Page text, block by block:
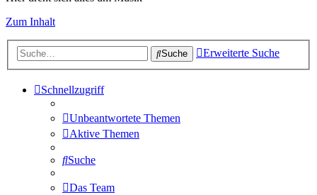
Zum Inhalt
Suche Erweiterte Suche
Schnellzugriff
Unbeantwortete Themen
Aktive Themen
Suche
Das Team